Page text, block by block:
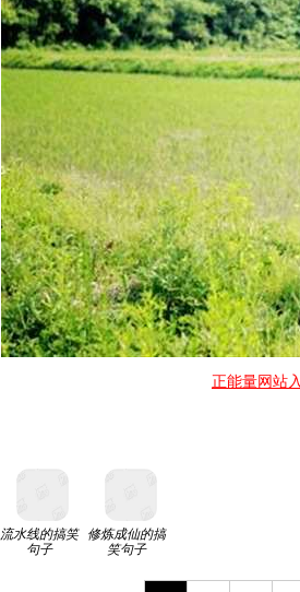
正能量网站
流水线的搞笑
句子
修炼成仙的搞
笑句子